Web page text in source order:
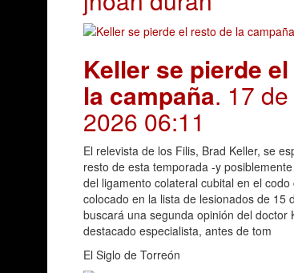
Keller se pierde
la campaña. 17
2026 06:11
El relevista de los Filis, Brad Keller, se
resto de esta temporada -y
del ligamento colateral cubital en el
colocado en la lista de lesionados de 15
buscará una segunda opinión del doctor
destacado especialista, antes de tom
El Siglo de Torreón